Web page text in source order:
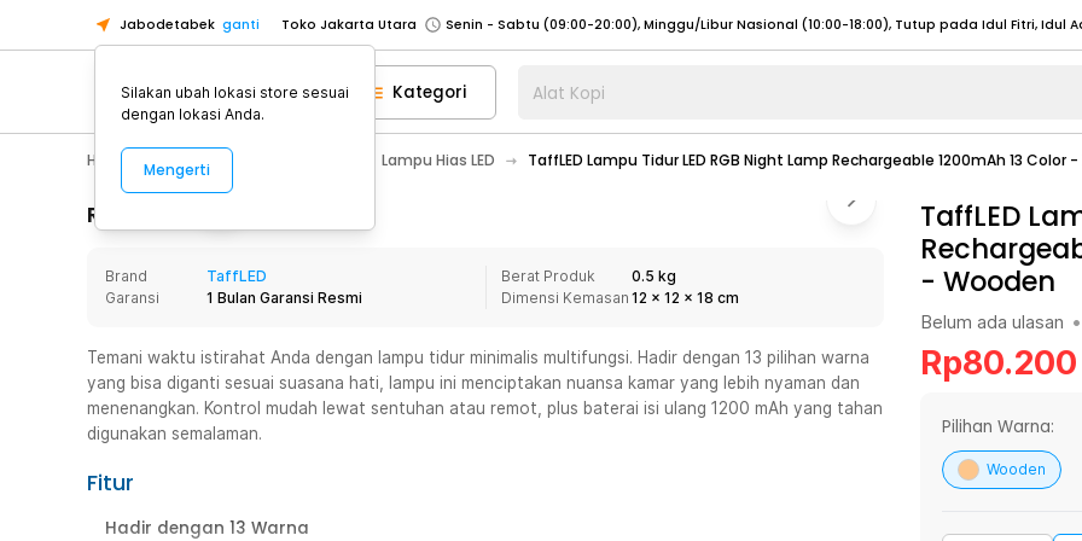
Jabodetabek ganti Toko Jakarta Utara
Toko Tangerang
Toko Cikupa
Pick n Go Jakarta Barat
Senin - Jumat (07:00 - 20:00), Sabtu - Minggu (08:00 - 20:00), Tutup pada Idul Fitri
Pick n Go Bekasi
Senin - Jumat (08:00 - 20:00), Sabtu - Minggu/ Libur Nasional (08:00 - 17:00) Selengkapnya
Senin - Jumat (08:00 - 20:00), Sabtu - Minggu/ Libur Nasional (08:00 - 17:00) Selengkapnya
Senin - Sabtu (09:00-20:00), Minggu/Libur Nasional (12:00-20:00), Tutup pada Idul Fitri
Senin - Sabtu (09:00-20:00), Minggu/Libur Nasional (12:00-20:00), Tutup pada Idul Fitri
Toko Tangerang
Toko Cikupa
Senin - Jumat (07:00 - 20:00), Sabtu - Minggu (08:00 - 20:00), Tutup pada Idul Fitri
Senin - Jumat (08:00 - 20:00), Sabtu - Minggu/ Libur Nasional (08:00 - 17:00) Selengkapnya
Kategori Alat Kopi
Home Appliance Lampu Hias LED TaffLED Lampu Tidur LED RGB Night Lamp Rechargeable 1200mAh 13 Color
Rincian Produk
Brand
TaffLED
Garansi
1 Bulan Garansi Resmi
Berat Produk
0.5 kg
Dimensi Kemasan 12 x 12 x 18 cm
Temani waktu istirahat Anda dengan lampu tidur minimalis multifungsi. Hadir dengan 13 pilihan warna
yang bisa diganti sesuai suasana hati, lampu ini menciptakan nuansa kamar yang lebih nyaman dan
menenangkan. Kontrol mudah lewat sentuhan atau remot, plus baterai isi ulang 1200 mAh yang tahan
digunakan semalaman.
Fitur
Hadir dengan 13 Warna
TaffLED
- Wooden
Belum ada ulasan •
Rp80.200
Pilihan Warna:
Wooden
Silakan ubah lokasi store sesuai
dengan lokasi Anda.
Mengerti